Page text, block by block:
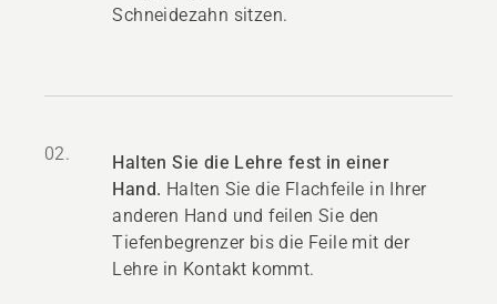
Schneidezahn sitzen.
02.
Halten Sie die Lehre fest in einer
Hand. Halten Sie die Flachfeile in Ihrer
anderen Hand und feilen Sie den
Tiefenbegrenzer bis die Feile mit der
Lehre in Kontakt kommt.